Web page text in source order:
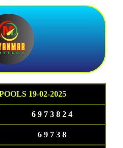
19-02-2025
6 9 7 3 8 2 4
6 9 7 3 8